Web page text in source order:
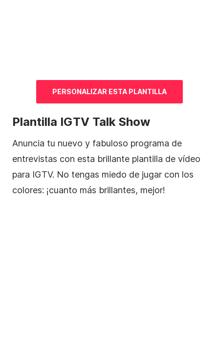
PERSONALIZAR ESTA PLANTILLA
Plantilla IGTV Talk Show
Anuncia tu nuevo y fabuloso programa de
entrevistas con esta brillante plantilla de vídeo
para IGTV. No tengas miedo de jugar con los
colores: ¡cuanto más brillantes, mejor!